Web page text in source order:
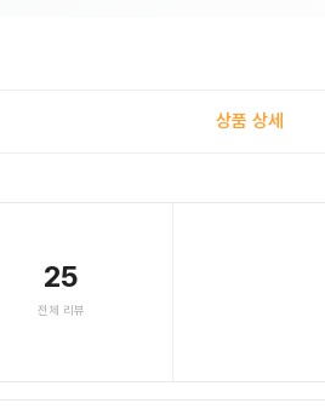
상품 상세
25
전체 리뷰